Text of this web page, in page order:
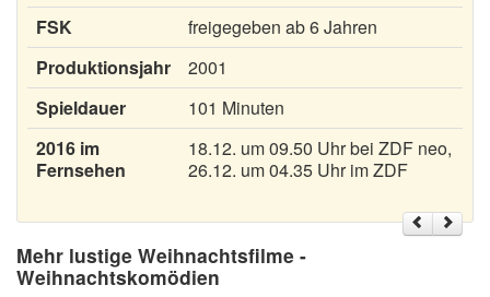
FSK
freigegeben ab 6 Jahren
Produktionsjahr
2001
Spieldauer
101 Minuten
2016 im
Fernsehen
18.12. um 09.50 Uhr bei ZDF neo,
26.12. um 04.35 Uhr im ZDF
Mehr lustige Weihnachtsfilme -
Weihnachtskomödien